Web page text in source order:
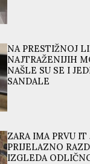
NA PRESTIŽNOJ
NAJTRAŽENIJIH
NAŠLE SU SE I
SANDALE
ZARA IMA PRVU IT
PRIJELAZNO
IZGLEDA